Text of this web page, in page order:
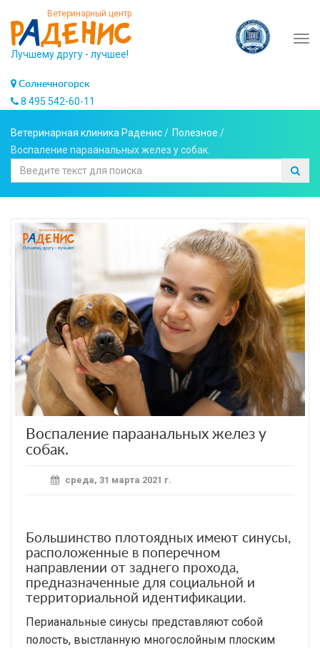
Ветеринарный центр
Лучшему другу - лучшее!
Солнечногорск
8 495 542-60-11
Ветеринарная клиника Раденис/ Полезное /
Воспаление параанальных желез у собак.
Воспаление параанальных желез у
собак.
среда, 31 марта 2021 г.
Большинство плотоядных имеют синусы,
расположенные в поперечном
направлении от заднего прохода,
предназначенные для социальной и
территориальной идентификации.
Перианальные синусы представляют собой
полость, выстланную многослойным плоским